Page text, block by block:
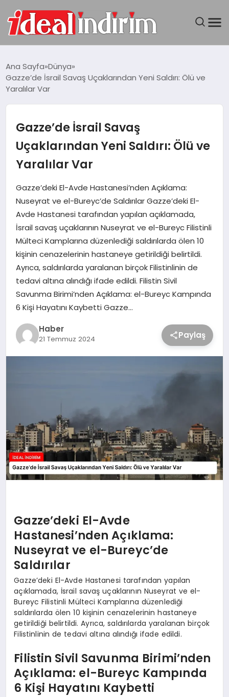
BILGISAYAR
TEKNOLOJI
YAŞAM
Ana Sayfa Dünya
Gazze’de İsrail Savaş Uçaklarından Yeni Saldırı: Ölü ve
Yaralılar Var
Gazze’de İsrail Savaş
Uçaklarından Yeni Saldırı: Ölü ve
Yaralılar Var
Gazze’deki El-Avde Hastanesi’nden Açıklama:
Nuseyrat ve el-Bureyc’de Saldırılar Gazze’deki El-
Avde Hastanesi tarafından yapılan açıklamada,
İsrail savaş uçaklarının Nuseyrat ve el-Bureyc Filistinli
Mülteci Kamplarına düzenlediği saldırılarda ölen 10
kişinin cenazelerinin hastaneye getirildiği belirtildi.
Ayrıca, saldırılarda yaralanan birçok Filistinlinin de
tedavi altına alındığı ifade edildi. Filistin Sivil
Savunma Birimi’nden Açıklama: el-Bureyc Kampında
6 Kişi Hayatını Kaybetti Gazze…
Haber
21 Temmuz 2024 Paylaş
Gazze’deki El-Avde
Hastanesi’nden Açıklama:
Nuseyrat ve el-Bureyc’de
Saldırılar
Gazze’deki El-Avde Hastanesi tarafından yapılan
açıklamada, İsrail savaş uçaklarının Nuseyrat ve el-
Bureyc Filistinli Mülteci Kamplarına düzenlediği
saldırılarda ölen 10 kişinin cenazelerinin hastaneye
getirildiği belirtildi. Ayrıca, saldırılarda yaralanan birçok
Filistinlinin de tedavi altına alındığı ifade edildi.
Filistin Sivil Savunma Birimi’nden
Açıklama: el-Bureyc Kampında
6 Kişi Hayatını Kaybetti